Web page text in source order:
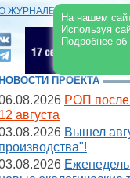
На нашем
Используя
Подробнее
ЖУРНАЛЕ |
НОВОСТИ ПРОЕКТА
РОП после
12 августа
Вышел
производства"!